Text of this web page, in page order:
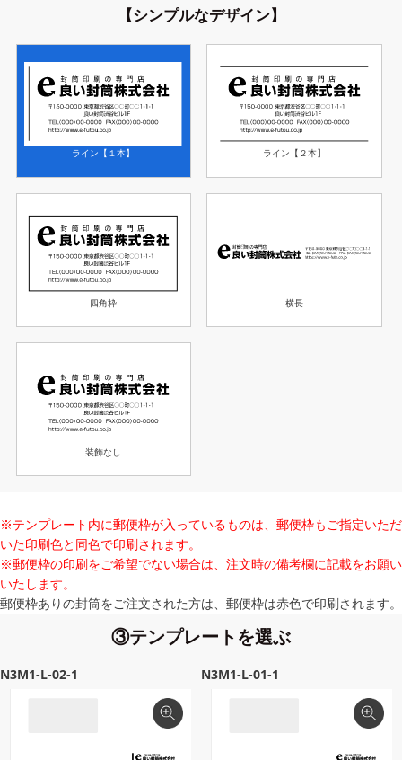
【シンプルなデザイン】
ライン【１本】 ライン【２本】
四角枠 横長
装飾なし
※テンプレート内に郵便枠が入っているものは、郵便枠もご指定いただ
いた印刷色と同色で印刷されます。
※郵便枠の印刷をご希望でない場合は、注文時の備考欄に記載をお願い
いたします。
郵便枠ありの封筒をご注文された方は、郵便枠は赤色で印刷されます。
③テンプレートを選ぶ
N3M1-L-02-1 N3M1-L-01-1